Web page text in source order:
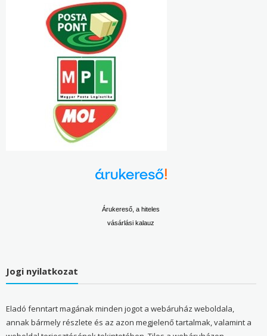
Árukereső, a hiteles
vásárlási kalauz
Jogi nyilatkozat
Eladó fenntart magának minden jogot a webáruház weboldala,
annak bármely részlete és az azon megjelenő tartalmak, valamint a